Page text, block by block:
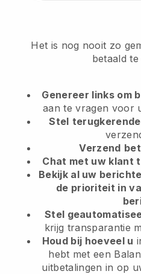
Het is nog nooit zo
betaald
Genereer links om
aan te vragen voor
Stel
Verzend
Chat met uw klant
Bekijk al uw
de prioriteit in
Stel
krijg transparantie
Houd bij hoeveel u
hebt met een
uitbetalingen in op